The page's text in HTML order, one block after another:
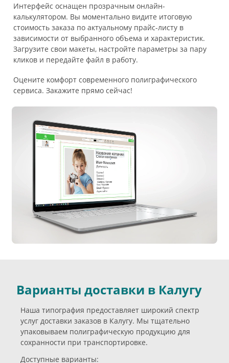
Интерфейс оснащен прозрачным онлайн-
калькулятором. Вы моментально видите итоговую
стоимость заказа по актуальному прайс-листу в
зависимости от выбранного объема и характеристик.
Загрузите свои макеты, настройте параметры за пару
кликов и передайте файл в работу.
Оцените комфорт современного полиграфического
сервиса. Закажите прямо сейчас!
Варианты доставки в Калугу
Наша типография предоставляет широкий спектр
услуг доставки заказов в Калугу. Мы тщательно
упаковываем полиграфическую продукцию для
сохранности при транспортировке.
Доступные варианты: